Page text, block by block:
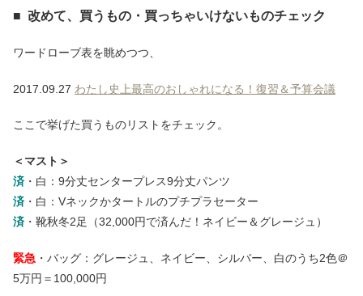
■ 改めて、買うもの・買っちゃいけないものチェック
ワードローブ表を眺めつつ、
2017.09.27 わたし史上最高のおしゃれになる！復習＆予算会議
ここで挙げた買うものリストをチェック。
＜マスト＞
済 ・白：9分丈センタープレス9分丈パンツ
済 ・白：Vネックかタートルのプチプラセーター
済 ・靴秋冬2足（32,000円で済んだ！ネイビー＆グレージュ）
緊急 ・バッグ：グレージュ、ネイビー、シルバー、白のうち2色＠
5万円＝100,000円